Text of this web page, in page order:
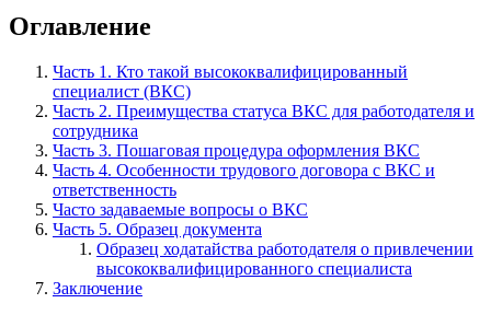
Оглавление
Часть 1. Кто такой высококвалифицированный
специалист (ВКС)
Часть 2. Преимущества статуса ВКС для работодателя и
сотрудника
Часть 3. Пошаговая процедура оформления ВКС
Часть 4. Особенности трудового договора с ВКС и
ответственность
Часто задаваемые вопросы о ВКС
Часть 5. Образец документа
Образец ходатайства работодателя о привлечении
высококвалифицированного специалиста
Заключение